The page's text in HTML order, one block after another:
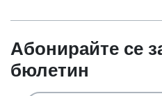
Абонирайте се
бюлетин